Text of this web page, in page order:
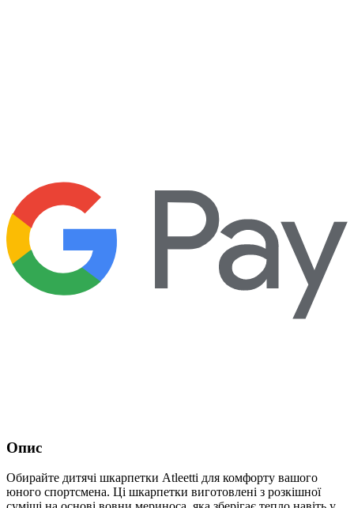
Опис
Обирайте дитячі шкарпетки Atleetti для комфорту вашого
юного спортсмена. Ці шкарпетки виготовлені з розкішної